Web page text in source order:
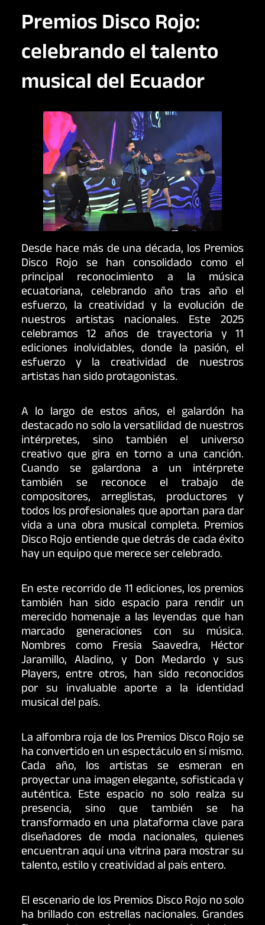
Premios Disco Rojo:
celebrando el talento
musical del Ecuador
Desde hace más de una década, los Premios
Disco Rojo se han consolidado como el
principal reconocimiento a la música
ecuatoriana, celebrando año tras año el
esfuerzo, la creatividad y la evolución de
nuestros artistas nacionales. Este 2025
celebramos 12 años de trayectoria y 11
ediciones inolvidables, donde la pasión, el
esfuerzo y la creatividad de nuestros
artistas han sido protagonistas.
A lo largo de estos años, el galardón ha
destacado no solo la versatilidad de nuestros
intérpretes, sino también el universo
creativo que gira en torno a una canción.
Cuando se galardona a un intérprete
también se reconoce el trabajo de
compositores, arreglistas, productores y
todos los profesionales que aportan para dar
vida a una obra musical completa. Premios
Disco Rojo entiende que detrás de cada éxito
hay un equipo que merece ser celebrado.
En este recorrido de 11 ediciones, los premios
también han sido espacio para rendir un
merecido homenaje a las leyendas que han
marcado generaciones con su música.
Nombres como Fresia Saavedra, Héctor
Jaramillo, Aladino, y Don Medardo y sus
Players, entre otros, han sido reconocidos
por su invaluable aporte a la identidad
musical del país.
La alfombra roja de los Premios Disco Rojo se
ha convertido en un espectáculo en sí mismo.
Cada año, los artistas se esmeran en
proyectar una imagen elegante, sofisticada y
auténtica. Este espacio no solo realza su
presencia, sino que también se ha
transformado en una plataforma clave para
diseñadores de moda nacionales, quienes
encuentran aquí una vitrina para mostrar su
talento, estilo y creatividad al país entero.
El escenario de los Premios Disco Rojo no solo
ha brillado con estrellas nacionales. Grandes